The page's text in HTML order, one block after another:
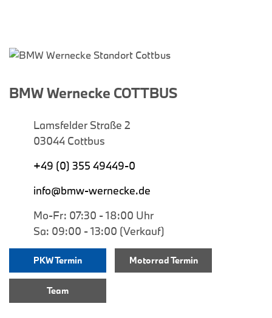
BMW Wernecke COTTBUS
Lamsfelder Straße 2
03044 Cottbus
+49 (0) 355 49449-0
info@bmw-wernecke.de
Mo-Fr: 07:30 - 18:00 Uhr
Sa: 09:00 - 13:00 (Verkauf)
PKW Termin Motorrad Termin
Team